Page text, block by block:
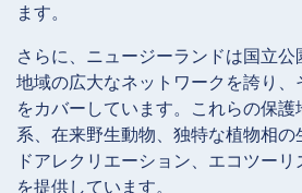
ます。
さらに、ニュージーランドは国立
地域の広大なネットワークを誇り、
をカバーしています。これらの保
系、在来野生動物、独特な植物相の
ドアレクリエーション、エコツー
を提供しています。